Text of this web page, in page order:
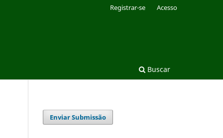
Buscar
Registrar-se Acesso
Enviar Submissão